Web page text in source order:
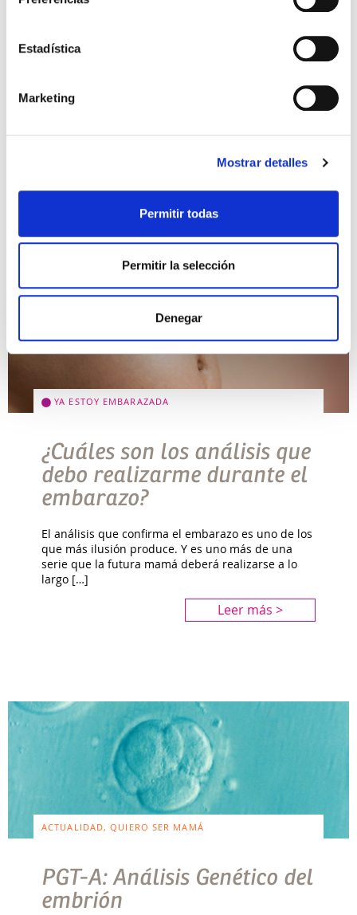
Estadística
Marketing
Mostrar detalles
Permitir todas
Permitir la selección
Denegar
realizarlo?
¿Qué es el Test de compatibilidad genética o TCG?
El TCG (Test de compatibilidad genética), o
Preconcepcional de enfermedades Recesivas”, es
YA ESTOY EMBARAZADA
¿Cuáles son los análisis que
debo realizarme durante el
embarazo?
El análisis que confirma el embarazo es uno de los
que más ilusión produce. Y es uno más de una
serie que la futura mamá deberá realizarse a lo
largo […]
Leer más >
ACTUALIDAD, QUIERO SER MAMÁ
PGT-A: Análisis Genético del
embrión